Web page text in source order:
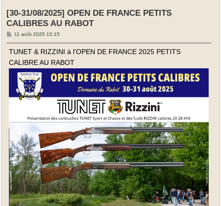
[30-31/08/2025] OPEN DE FRANCE PETITS
CALIBRES AU RABOT
M
s
g
e
11 août 2025 15:15
TUNET & RIZZINI à l'OPEN DE FRANCE 2025 PETITS
CALIBRE AU RABOT